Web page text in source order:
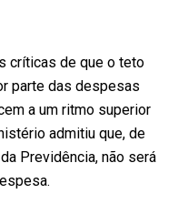
críticas de que o teto
parte das despesas
a um ritmo superior
admitiu que, de
Previdência, não será